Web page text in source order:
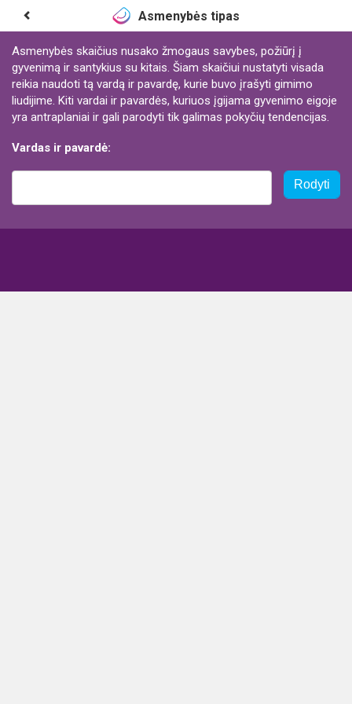
Asmenybės tipas
Asmenybės skaičius nusako žmogaus savybes, požiūrį į
gyvenimą ir santykius su kitais. Šiam skaičiui nustatyti visada
reikia naudoti tą vardą ir pavardę, kurie buvo įrašyti gimimo
liudijime. Kiti vardai ir pavardės, kuriuos įgijama gyvenimo eigoje
yra antraplaniai ir gali parodyti tik galimas pokyčių tendencijas.
Vardas ir pavardė:
Rodyti